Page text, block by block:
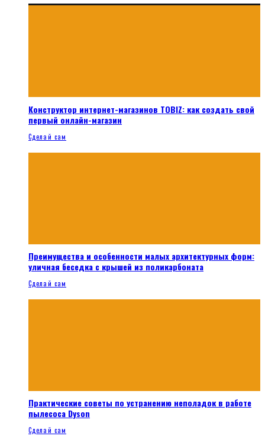
Конструктор интернет-магазинов TOBIZ: как создать свой
первый онлайн-магазин
Сделай сам
Преимущества и особенности малых архитектурных форм:
уличная беседка с крышей из поликарбоната
Сделай сам
Практические советы по устранению неполадок в работе
пылесоса Dyson
Сделай сам